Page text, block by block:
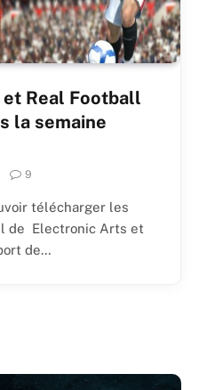
et Real Football
la semaine
9
télécharger les
de Electronic Arts et
de…